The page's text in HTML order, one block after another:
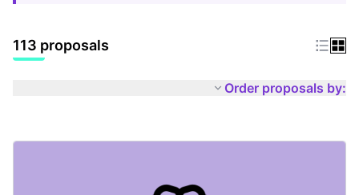
113 proposals
Order proposals by: